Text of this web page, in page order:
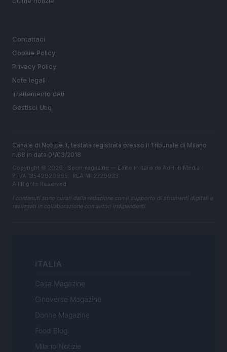
Contattaci
Cookie Policy
Privacy Policy
Note legali
Trattamento dati
Gestisci Utiq
Canale di Notizie.it, testata registrata presso il Tribunale di Milano
n.68 in data 01/03/2018
Copyright © 2026 · Sportmagazine — Edito in Italia da AdHub Media
P.IVA 13542920965 · REA MI 2729933
All Rights Reserved
I contenuti sono curati dalla redazione con il supporto di strumenti digitali e
realizzati in collaborazione con autori indipendenti.
ITALIA
Casa Magazine
Cineverse Magazine
Donne Magazine
Food Blog
Milano Notizie